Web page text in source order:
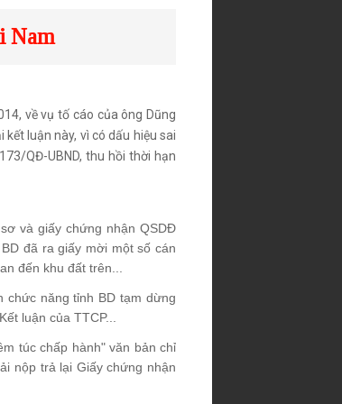
Nam
về vụ tố cáo của ông Dũng
luận này, vì có dấu hiệu sai
QĐ-UBND, thu hồi thời hạn
và giấy chứng nhận QSDĐ
đã ra giấy mời một số cán
đến khu đất trên...
năng tỉnh BD tạm dừng
luận của TTCP...
túc chấp hành" văn bản chỉ
nộp trả lại Giấy chứng nhận